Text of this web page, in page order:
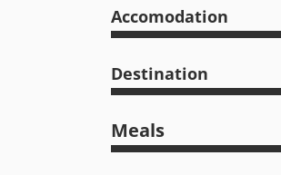
Accomodation
Destination
Meals